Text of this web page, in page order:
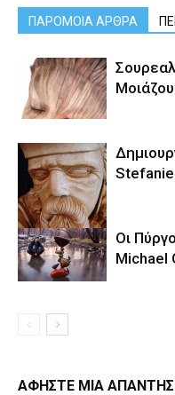
ΠΑΡΟΜΟΙΑ ΑΡΘΡΑ
Οι
Michael
ΑΦΗΣΤΕ ΜΙΑ